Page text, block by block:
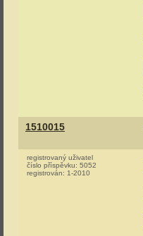
1510015
registrovaný uživatel
číslo příspěvku: 5052
registrován: 1-2010